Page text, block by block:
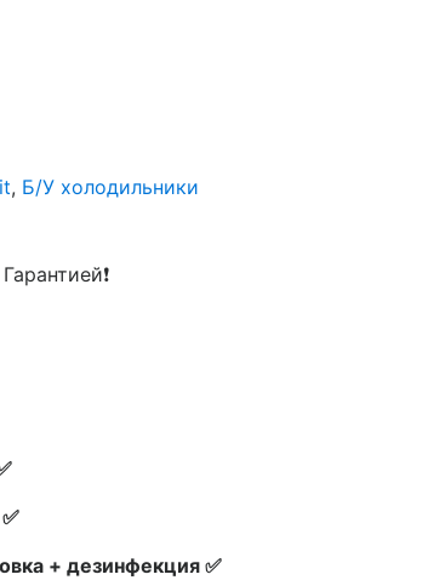
, Б/У холодильники
+ дезинфекция ✅